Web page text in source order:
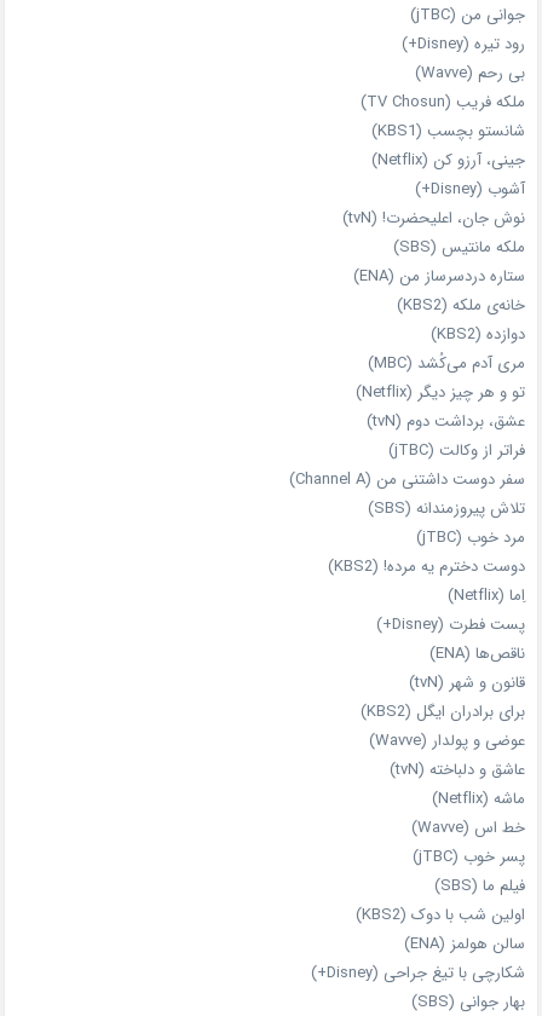
جوانی من (jTBC)
رود تیره (Disney+)
بی‌ رحم (Wavve)
ملکه فریب (TV Chosun)
شانستو بچسب (KBS1)
جینی، آرزو کن (Netflix)
آشوب (Disney+)
نوش جان، اعلیحضرت! (tvN)
ملکه‌ مانتیس (SBS)
ستاره دردسرساز من (ENA)
خانه‌ی ملکه (KBS2)
دوازده (KBS2)
مری آدم می‌کُشد (MBC)
تو و هر چیز دیگر (Netflix)
عشق، برداشت دوم (tvN)
فراتر از وکالت (jTBC)
سفر دوست‌ داشتنی من (Channel A)
تلاش پیروزمندانه (SBS)
مرد خوب (jTBC)
دوست دخترم یه مرده! (KBS2)
اِما (Netflix)
پست فطرت (Disney+)
ناقص‌ها (ENA)
قانون و شهر (tvN)
برای برادران ایگل (KBS2)
عوضی و پولدار (Wavve)
عاشق و دلباخته (tvN)
ماشه (Netflix)
خط اس (Wavve)
پسر خوب (jTBC)
فیلم ما (SBS)
اولین شب با دوک (KBS2)
سالن هولمز (ENA)
شکارچی با تیغ جراحی (Disney+)
بهار جوانی (SBS)